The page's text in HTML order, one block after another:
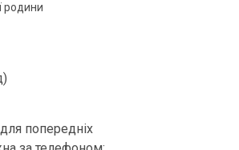
родини
попередніх